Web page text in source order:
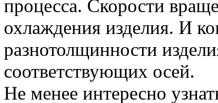
процесса. Скорости
охлаждения изделия. И
разнотолщинности
соответствующих осей.
Не менее интересно